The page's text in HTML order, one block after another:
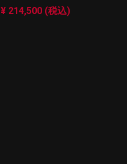
¥ 214,500 (税込)